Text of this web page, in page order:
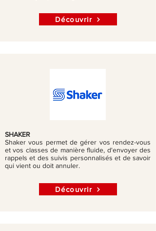
Découvrir
SHAKER
Shaker vous permet de gérer vos rendez-vous
et vos classes de manière fluide, d'envoyer des
rappels et des suivis personnalisés et de savoir
qui vient ou doit annuler.
Découvrir